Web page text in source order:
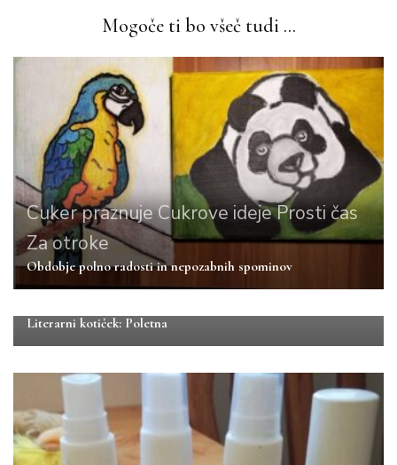
Mogoče ti bo všeč tudi ...
Cuker praznujeCukrove idejeProsti čas
Za otroke
Obdobje polno radosti in nepozabnih spominov
Literarni kotiček: Poletna